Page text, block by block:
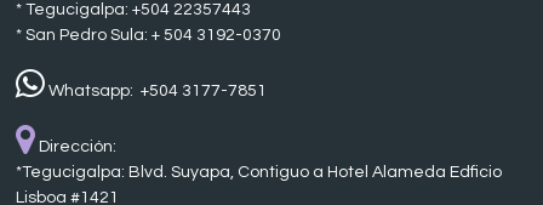
* Tegucigalpa: +504 22357443
* San Pedro Sula: + 504 3192-0370
Whatsapp: +504 3177-7851
Dirección:
*Tegucigalpa: Blvd. Suyapa, Contiguo a Hotel Alameda Edficio
Lisboa #1421